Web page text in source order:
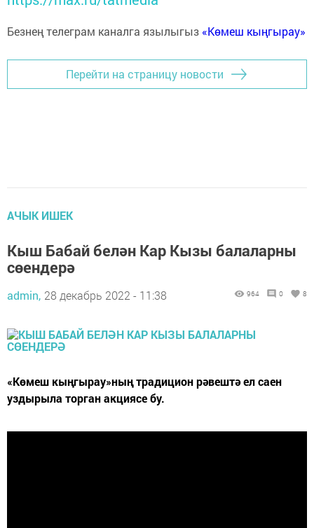
Безнең телеграм каналга язылыгыз «Көмеш кыңгырау»
Перейти на страницу новости
АЧЫК ИШЕК
Кыш Бабай белән Кар Кызы балаларны
сөендерә
admin, 28 декабрь 2022 - 11:38 964 0 8
«Көмеш кыңгырау»ның традицион рәвештә ел саен
уздырыла торган акциясе бу.